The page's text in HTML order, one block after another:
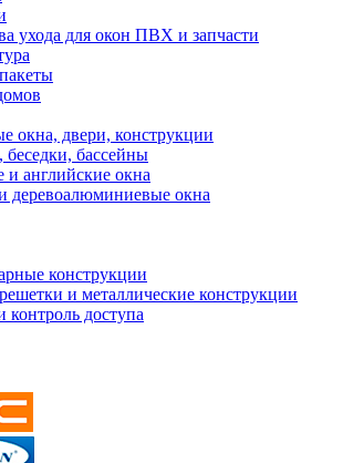
ухода для окон ПВХ и запчасти
окна, двери, конструкции
бассейны
английские окна
деревоалюминиевые окна
конструкции
и металлические конструкции
контроль доступа